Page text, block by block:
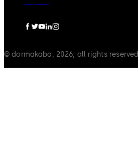
© dormakaba, 2026, all rights reserved